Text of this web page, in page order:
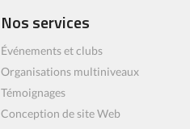
Nos services
Événements et clubs
Organisations multiniveaux
Témoignages
Conception de site Web